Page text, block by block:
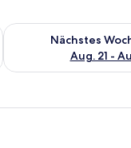
Aug. 14
Nächstes
Aug. 21 -
Überprüfe die
Bild an der Wand.